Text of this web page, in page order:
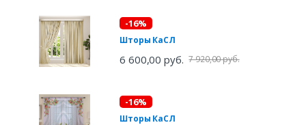
-16%
Шторы КаСЛ
6 600,00 руб. 7 920,00 руб.
-16%
Шторы КаСЛ